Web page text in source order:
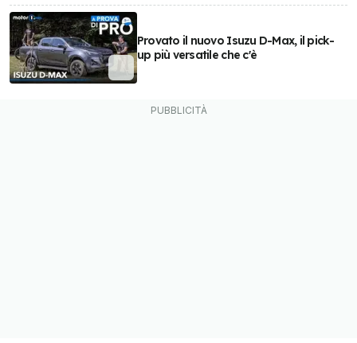
Provato il nuovo Isuzu D-Max, il pick-
up più versatile che c'è